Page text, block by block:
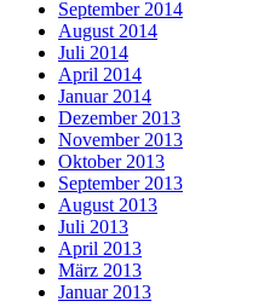
September 2014
August 2014
Juli 2014
April 2014
Januar 2014
Dezember 2013
November 2013
Oktober 2013
September 2013
August 2013
Juli 2013
April 2013
März 2013
Januar 2013